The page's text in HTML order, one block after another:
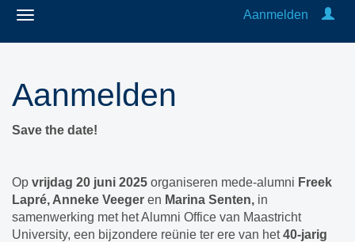
Aanmelden
Aanmelden
Save the date!
Op vrijdag 20 juni 2025 organiseren mede-alumni Freek
Lapré, Anneke Veeger en Marina Senten, in
samenwerking met het Alumni Office van Maastricht
University, een bijzondere reünie ter ere van het40-jarig